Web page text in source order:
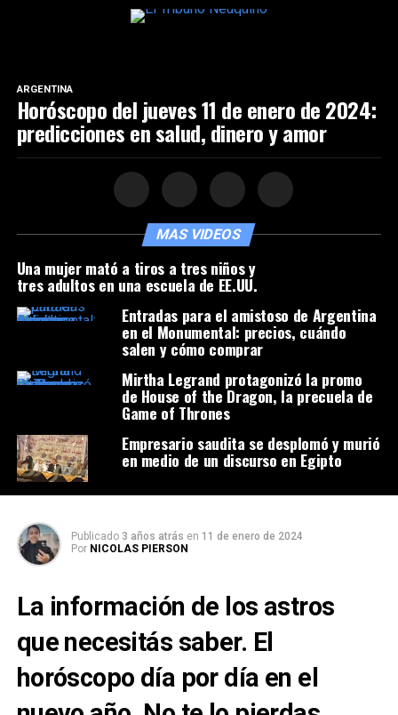
ARGENTINA
Horóscopo del jueves 11 de enero de 2024:
predicciones en salud, dinero y amor
MAS VIDEOS
Una mujer mató a tiros a tres niños y
tres adultos en una escuela de EE.UU.
Entradas para el amistoso de Argentina
en el Monumental: precios, cuándo
salen y cómo comprar
Mirtha Legrand protagonizó la promo
de House of the Dragon, la precuela de
Game of Thrones
Empresario saudita se desplomó y murió
en medio de un discurso en Egipto
Publicado 3 años atrás en 11 de enero de 2024
Por NICOLAS PIERSON
La información de los astros
que necesitás saber. El
horóscopo día por día en el